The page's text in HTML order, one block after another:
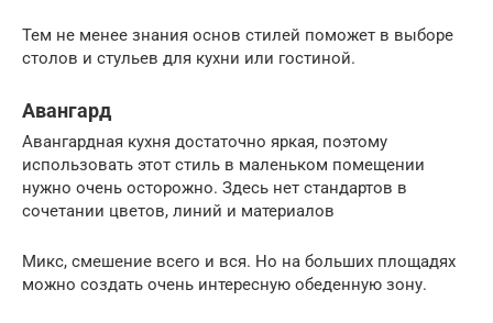
Тем не менее знания основ стилей поможет в выборе
столов и стульев для кухни или гостиной.
Авангард
Авангардная кухня достаточно яркая, поэтому
использовать этот стиль в маленьком помещении
нужно очень осторожно. Здесь нет стандартов в
сочетании цветов, линий и материалов
Микс, смешение всего и вся. Но на больших площадях
можно создать очень интересную обеденную зону.